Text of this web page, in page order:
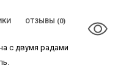
ОТЗЫВЫ (0)
с двумя радами